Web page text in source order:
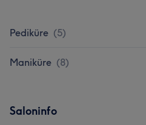
Pediküre (5)
Maniküre (8)
Saloninfo